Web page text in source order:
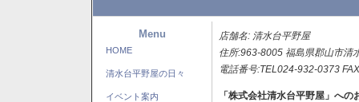
Menu
HOME
清水台平野屋の日々
イベント案内
店舗名: 清水台平野屋
住所:963-8005 福島県郡山市清
電話番号:TEL024-932-0373
「株式会社清水台平野屋」への